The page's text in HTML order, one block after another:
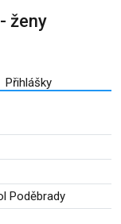
ženy
Přihlášky
Poděbrady